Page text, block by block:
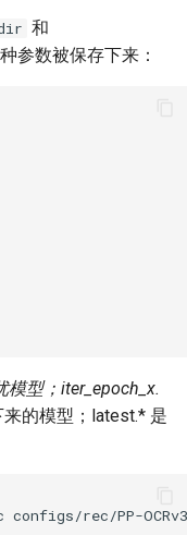
和
参数被保存下来：
型；iter_epoch_x.
的模型；latest.* 是
configs/rec/PP-